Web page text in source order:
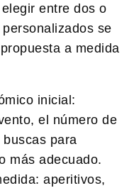
entre dos o
personalizados se
a medida
inicial:
el número de
para
más adecuado.
: aperitivos,